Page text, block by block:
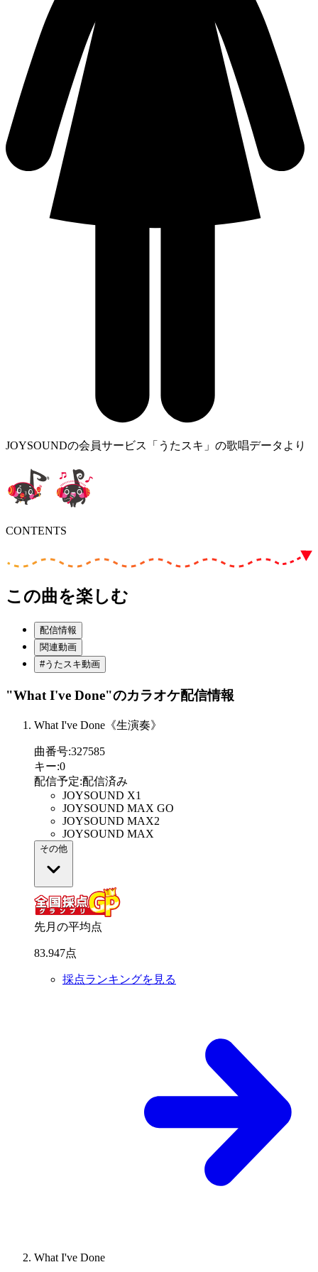
JOYSOUNDの会員サービス「うたスキ」の歌唱データより
CONTENTS
この曲を楽しむ
配信情報
関連動画
#うたスキ動画
"What I've Done"のカラオケ配信情報
What I've Done《生演奏》
曲番号:327585
キー:0
配信予定:配信済み
JOYSOUND X1
JOYSOUND MAX GO
JOYSOUND MAX2
JOYSOUND MAX
その他
先月の平均点
83.947点
採点ランキングを見る
What I've Done